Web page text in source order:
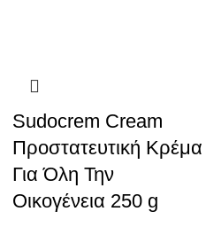
Sudocrem Cream
Προστατευτική Κρέμα
Για Όλη Την
Οικογένεια 250 g